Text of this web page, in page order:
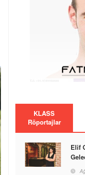
KLASS
Röportajlar
Elif